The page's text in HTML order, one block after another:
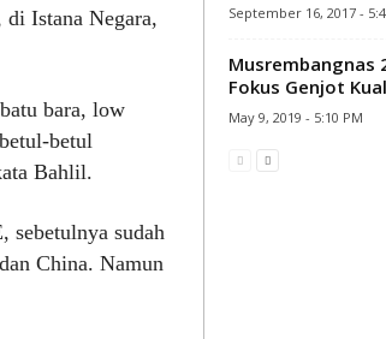
Istana Negara,
bara, low
betul
Bahlil.
sebetulnya sudah
China. Namun
September 16, 2017 -
Musrembangnas
Fokus Genjot
May 9, 2019 - 5:10 PM